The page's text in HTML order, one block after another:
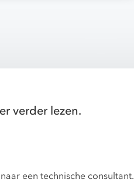
verder lezen.
een technische consultant.